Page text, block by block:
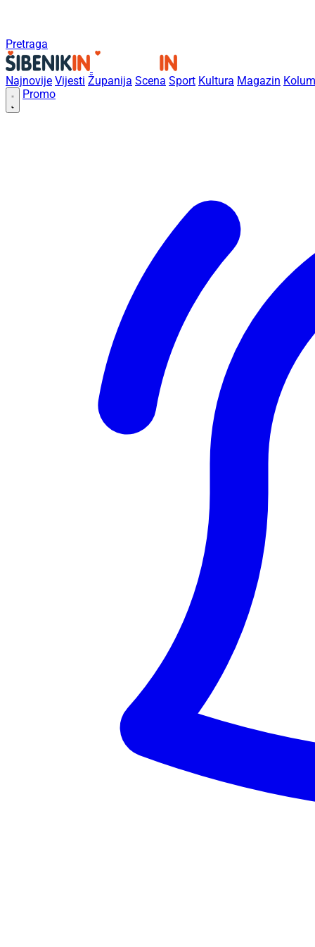
Pretraga
Najnovije Vijesti Županija Scena Sport Kultura Magazin
Promo